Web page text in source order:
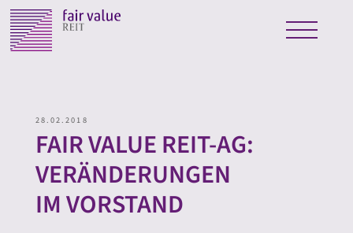
28.02.2018
FAIR VALUE REIT-AG:
VERÄNDERUNGEN
IM VORSTAND